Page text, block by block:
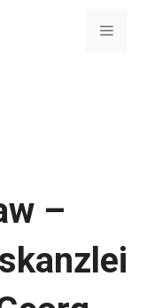
Menu
–